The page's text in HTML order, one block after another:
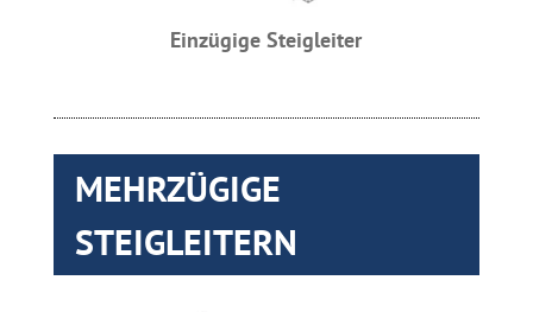
Einzügige Steigleiter
MEHRZÜGIGE
STEIGLEITERN